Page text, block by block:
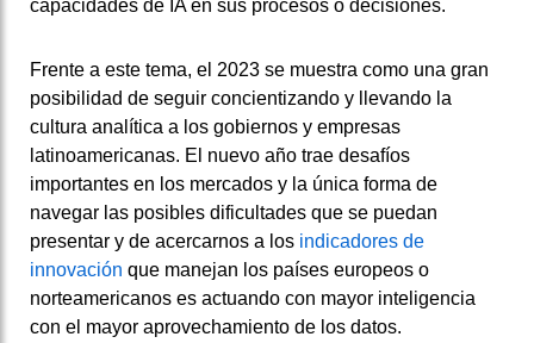
capacidades de IA en sus procesos o decisiones.
Frente a este tema, el 2023 se muestra como una gran
posibilidad de seguir concientizando y llevando la
cultura analítica a los gobiernos y empresas
latinoamericanas. El nuevo año trae desafíos
importantes en los mercados y la única forma de
navegar las posibles dificultades que se puedan
presentar y de acercarnos a los indicadores de
innovación que manejan los países europeos o
norteamericanos es actuando con mayor inteligencia
con el mayor aprovechamiento de los datos.